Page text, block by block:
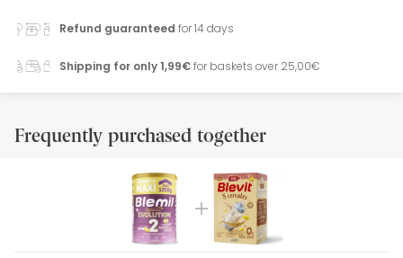
Refund guaranteed for 14 days
Shipping for only 1,99€for baskets over 25,00€
Frequently purchased together